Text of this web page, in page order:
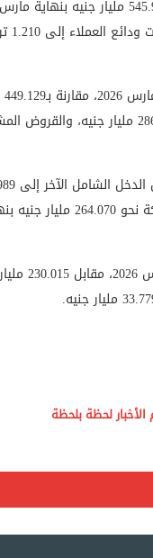
وزادت محفظة قروض وتسهيلات العملاء – بالصافي – إلى 545.903
بنهاية ديسمبر 2025، بدعم من نمو القروض المباشرة إلى 286.032
جنيه، فيما بلغت الاستثمارات المالية المدرجة
وبلغ إجمالي حقوق